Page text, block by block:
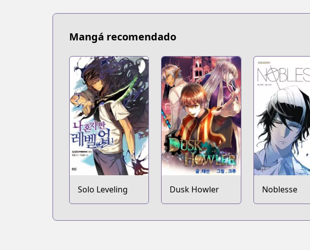
Mangá recomendado
Solo Leveling Dusk Howler Noblesse